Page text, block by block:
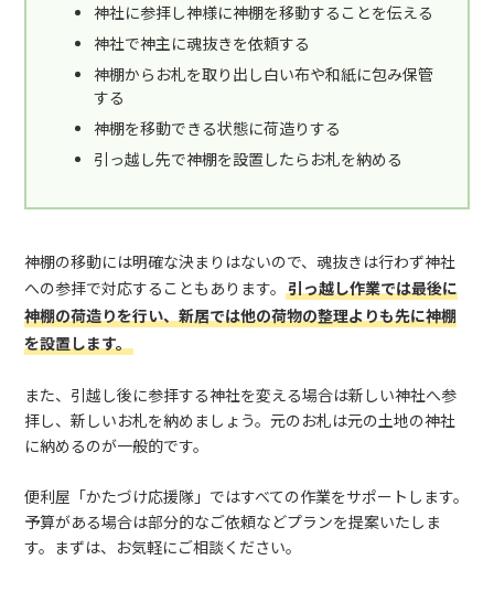
神社に参拝し神様に神棚を移動することを伝える
神社で神主に魂抜きを依頼する
神棚からお札を取り出し白い布や和紙に包み保管
する
神棚を移動できる状態に荷造りする
引っ越し先で神棚を設置したらお札を納める
神棚の移動には明確な決まりはないので、魂抜きは行わず神社
への参拝で対応することもあります。引っ越し作業では最後に
神棚の荷造りを行い、新居では他の荷物の整理よりも先に神棚
を設置します。
また、引越し後に参拝する神社を変える場合は新しい神社へ参
拝し、新しいお札を納めましょう。元のお札は元の土地の神社
に納めるのが一般的です。
便利屋「かたづけ応援隊」ではすべての作業をサポートします。
予算がある場合は部分的なご依頼などプランを提案いたしま
す。まずは、お気軽にご相談ください。